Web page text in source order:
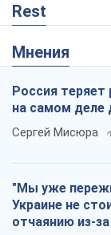
Rest
Мнения
Россия теряет
на самом деле
Сергей Мисюра
"Мы уже
Украине не
отчаянию из-